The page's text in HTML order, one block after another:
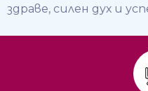
здраве, силен дух и